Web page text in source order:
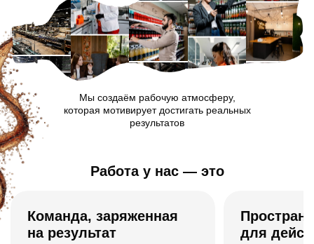
Мы создаём рабочую атмосферу,
которая мотивирует достигать реальных
результатов
Работа у нас — это
Команда, заряженная
на результат
для